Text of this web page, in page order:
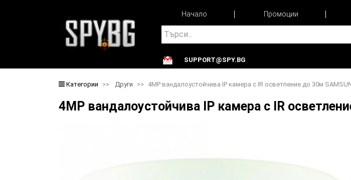
Начало Промоции
Search
SUPPORT@SPY.BG
Категории Други 4MP вандалоустойчива IP камера с IR осветление до 30м
4MP вандалоустойчива IP камера с IR